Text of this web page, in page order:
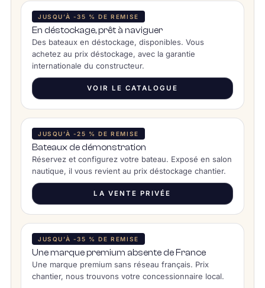
JUSQU’À -35 % DE REMISE
En déstockage, prêt à naviguer
Des bateaux en déstockage, disponibles. Vous
achetez au prix déstockage, avec la garantie
internationale du constructeur.
VOIR LE CATALOGUE
JUSQU’À -25 % DE REMISE
Bateaux de démonstration
Réservez et configurez votre bateau. Exposé en salon
nautique, il vous revient au prix déstockage chantier.
LA VENTE PRIVÉE
JUSQU’À -35 % DE REMISE
Une marque premium absente de France
Une marque premium sans réseau français. Prix
chantier, nous trouvons votre concessionnaire local.